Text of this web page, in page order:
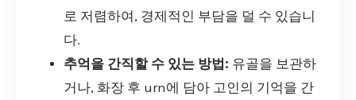
로 저렴하여, 경제적인 부담을 덜 수 있습니
다.
추억을 간직할 수 있는 방법: 유골을 보관하
거나, 화장 후 urn에 담아 고인의 기억을 간